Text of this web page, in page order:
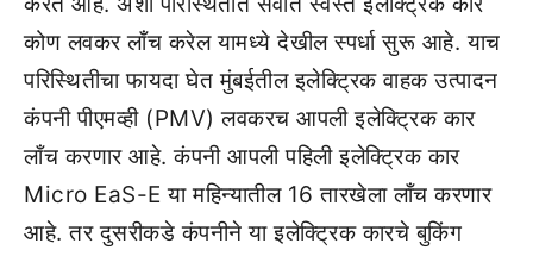
कोण लवकर लाँच करेल यामध्ये देखील स्पर्धा सुरू आहे. याच
परिस्थितीचा फायदा घेत मुंबईतील इलेक्ट्रिक वाहक उत्पादन
कंपनी पीएमव्ही (PMV) लवकरच आपली इलेक्ट्रिक कार
लाँच करणार आहे. कंपनी आपली पहिली इलेक्ट्रिक कार
Micro EaS-E या महिन्यातील 16 तारखेला लाँच करणार
आहे. तर दुसरीकडे कंपनीने या इलेक्ट्रिक कारचे बुकिंग